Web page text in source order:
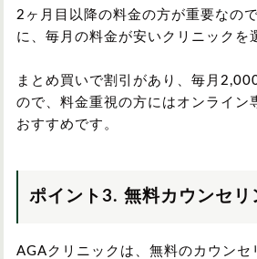
2ヶ月目以降の料金の方が重要なの
に、毎月の料金が安いクリニックを
まとめ買いで割引があり、毎月
ので、料金重視の方にはオンライン
おすすめです。
ポイント3. 無料カウンセリ
AGAクリニックは、無料のカウンセ